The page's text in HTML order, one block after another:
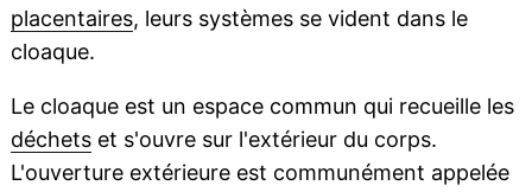
placentaires, leurs systèmes se vident dans le
cloaque.
Le cloaque est un espace commun qui recueille les
déchetset s'ouvre sur l'extérieur du corps.
L'ouverture extérieure est communément appelée